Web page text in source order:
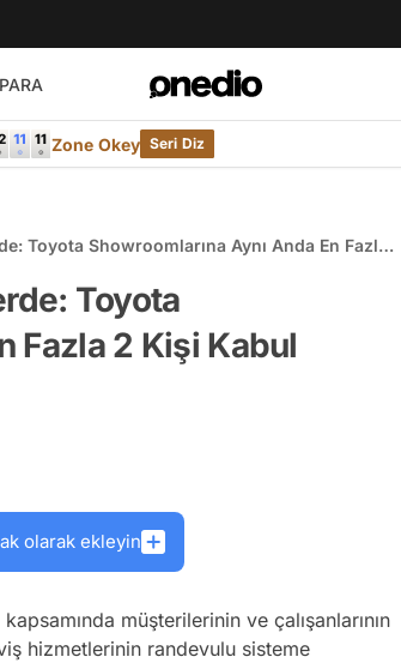
PARA
Zone Okey Seri Diz
Toyota Showroomlarına Aynı Anda En Fazla
Toyota
Fazla 2 Kişi Kabul
olarak ekleyin
müşterilerinin ve çalışanlarının
hizmetlerinin randevulu sisteme